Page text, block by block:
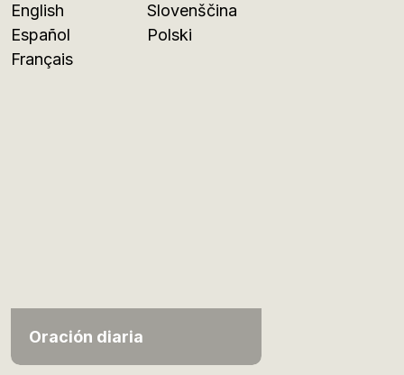
English
Español
Français
Slovenščina
Polski
Oración diaria